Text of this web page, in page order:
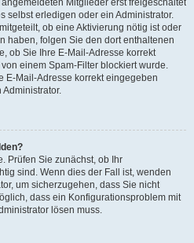
Mitglieder erst freigeschaltet
selbst erledigen oder ein Administrator.
ob eine Aktivierung nötig ist oder
haben, folgen Sie den dort enthaltenen
ob Sie Ihre E-Mail-Adresse korrekt
einem Spam-Filter blockiert wurde.
E-Mail-Adresse korrekt eingegeben
Prüfen Sie zunächst, ob Ihr
sind. Wenn dies der Fall ist, wenden
um sicherzugehen, dass Sie nicht
dass ein Konfigurationsproblem mit
lösen muss.